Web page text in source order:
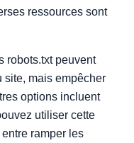
ressources sont
robots.txt peuvent
site, mais empêcher
options incluent
utiliser cette
ramper les